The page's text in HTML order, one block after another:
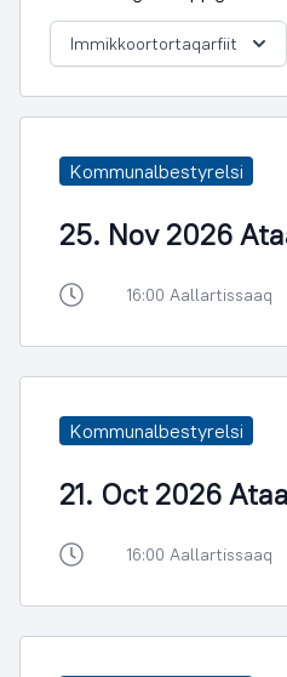
Immikkoortortaqarfiit
Kommunalbestyrelsi
25. Nov 2026
16:00 Aallartissaaq
Kommunalbestyrelsi
21. Oct 2026
16:00 Aallartissaaq